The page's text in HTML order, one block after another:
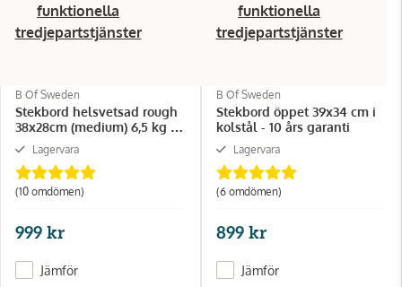
funktionella
tredjepartstjänster
B Of Sweden
Stekbord helsvetsad rough
38x28cm (medium) 6,5 kg i
kolstål
Lagervara
(10 omdömen)
999 kr
Jämför
funktionella
tredjepartstjänster
B Of Sweden
Stekbord öppet 39x34 cm i
kolstål - 10 års garanti
Lagervara
(6 omdömen)
899 kr
Jämför